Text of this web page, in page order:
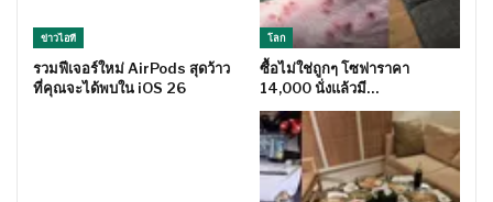
ข่าวไอที
รวมฟีเจอร์ใหม่ AirPods สุดว้าว
ที่คุณจะได้พบใน iOS 26
โลก
ซื้อไม่ใช่ถูกๆ โซฟาราคา
14,000 นั่งแล้วมี…